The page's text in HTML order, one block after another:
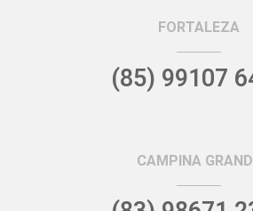
FORTALEZA
(85) 99107
CAMPINA